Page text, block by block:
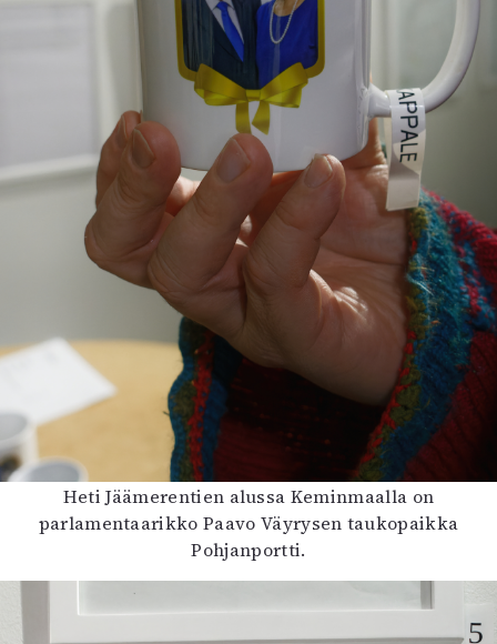
Heti Jäämerentien alussa Keminmaalla on
parlamentaarikko Paavo Väyrysen taukopaikka
Pohjanportti.